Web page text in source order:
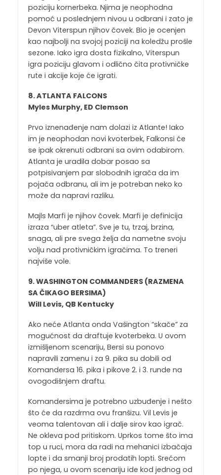
poziciju kornerbeka. Njima je neophodna
pomoć u poslednjem nivou u odbrani i zato je
Devon Viterspun njihov čovek. Bio je ocenjen
kao najbolji na svojoj poziciji na koledžu prošle
sezone. Iako igra dosta fizikalno, Viterspun
igra poziciju glavom i odlično čita protivničke
rute i akcije koje će igrati.
8. ATLANTA FALCONS
Myles Murphy, ED Clemson
Prvo iznenađenje nam dolazi iz Atlante! Iako
im je neophodan novi kvoterbek, Falkonsi će
se ipak okrenuti odbrani sa ovim odabirom.
Atlanta je uradila dobar posao sa
potpisivanjem par slobodnih igrača da im
pojača odbranu, ali im je potreban neko ko
može da napravi razliku.
Majls Marfi je njihov čovek. Marfi je definicija
izraza “uber atleta”. Sve je tu, trzaj, brzina,
snaga, ali pre svega želja da nametne svoju
volju nad protivničkim igračima. To treneri
najviše vole.
9. WASHINGTON COMMANDERS (RAZMENA
SA ČIKAGO BERSIMA)
Will Levis, QB Kentucky
Ako neće Atlanta onda Vašington “skače” za
mogućnost da draftuje kvoterbeka. U ovom
izmišljenom scenariju, Bersi su ponovo
napravili zamenu i za 9. pika su dobili od
Komandersa 16. pika i pikove 2. i 3. runde na
ovogodišnjem draftu.
Komandersima je potrebno uzbuđenje i nešto
što će da razdrma ovu franšizu. Vil Levis je
veoma talentovan ali i dalje sirov kao igrač.
Ne okleva pod pritiskom. Uprkos tome što ima
top u ruci, mora da radi na mehanici izbačaja
lopte i da smanji broj prodatih lopti. Srećom
po njega, u ovom scenariju ide kod jednog od